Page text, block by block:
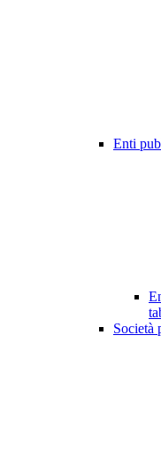
Enti
Società